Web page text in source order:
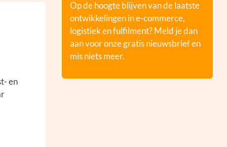
en
Op de hoogte blijven van de laatste
ontwikkelingen in e-commerce,
logistiek en fulfilment? Meld je dan
aan voor onze gratis nieuwsbrief en
mis niets meer.